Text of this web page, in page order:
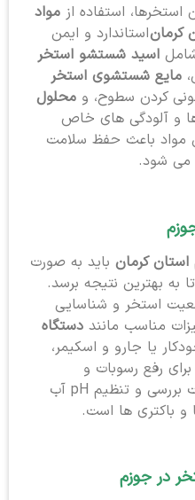
استفاده از مواد
استاندارد و ایمن
اسید شستشو استخر
مایع شستشوی استخر
کردن سطوح، و محلول
و آلودگی های خاص
مواد باعث حفظ سلامت
می شود.
کرمانباید به صورت
به بهترین نتیجه برسد.
استخر و شناسایی
مناسب مانند دستگاه
یا جارو و اسکیمر،
رفع رسوبات و
ضدعفونی کردن آب، و در نهایت بررسی و تنظیم pH آب
و باکتری ها است.
در جوزم